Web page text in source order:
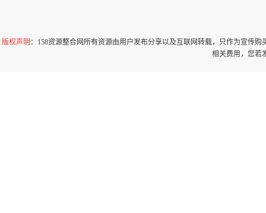
版权声明 ：158资源整合网所有资源由用户发布分享以及互联网转载，只作为宣传
相关费用，您若